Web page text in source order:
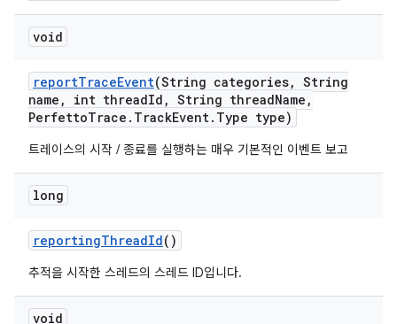
void
reportTraceEvent(String categories, String
name , int threadId , String threadName ,
PerfettoTrace . TrackEvent. Type type)
트레이스의 시작 / 종료를 실행하는 매우 기본적인 이벤트 보고
long
reportingThreadId()
추적을 시작한 스레드의 스레드 ID입니다.
void